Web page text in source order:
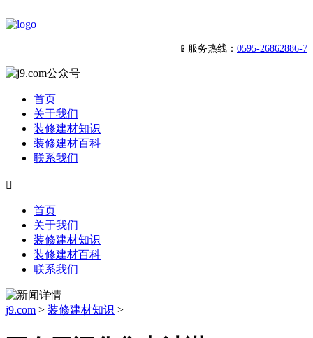
📱服务热线： 0595-26862886-7
首页
关于我们
装修建材知识
装修建材百科
联系我们

首页
关于我们
装修建材知识
装修建材百科
联系我们
j9.com > 装修建材知识 >